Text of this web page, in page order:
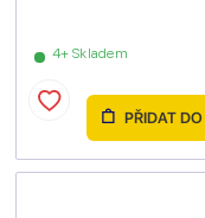
4+ Skladem
PŘIDAT